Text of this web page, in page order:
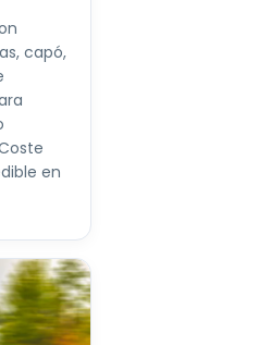
capó,
en